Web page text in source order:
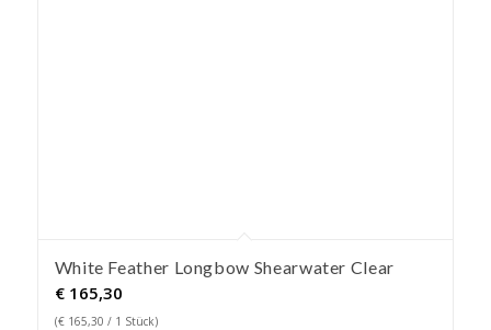
White Feather Longbow Shearwater Clear
€165,30
(€165,30 / 1 Stück)